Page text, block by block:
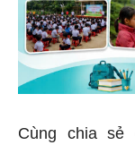
Cùng chia sẻ